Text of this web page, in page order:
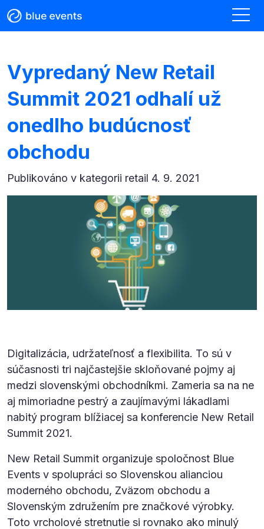
Vypredaný New Retail
Summit 2021 odhalí už
onedlho budúcnosť
obchodu
Publikováno v kategorii retail 4. 9. 2021
Digitalizácia, udržateľnosť a flexibilita. To sú v
súčasnosti tri najčastejšie skloňované pojmy aj
medzi slovenskými obchodníkmi. Zameria sa na ne
aj mimoriadne pestrý a zaujímavými lákadlami
nabitý program blížiacej sa konferencie New Retail
Summit 2021.
New Retail Summit organizuje spoločnost Blue
Events v spolupráci so Slovenskou alianciou
moderného obchodu, Zväzom obchodu a
Slovenským združením pre značkové výrobky.
Toto vrcholové stretnutie si rovnako ako minulý